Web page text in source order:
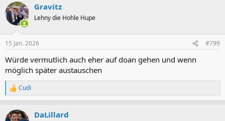
k
t
i
n
e
:
Gravitz
Lehny die Hohle Hupe
15 Jan. 2026 #799
Würde vermutlich auch eher auf doan gehen und wenn
möglich später austauschen
R
e
k
Cudi
DaLillard